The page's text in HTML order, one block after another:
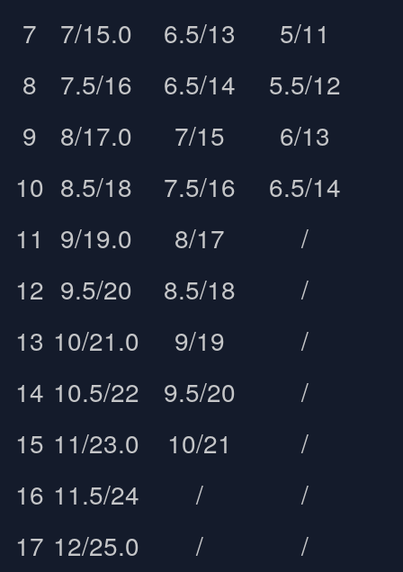
7
7/15.0 6.5/13
5/11
8
7.5/16 6.5/14
5.5/12
9
8/17.0 7/15
6/13
10 8.5/18 7.5/16
6.5/14
11
9/19.0 8/17
/
12 9.5/20 8.5/18
/
13 10/21.0 9/19
/
14 10.5/22 9.5/20
/
15 11/23.0 10/21
/
16 11.5/24 /
/
17 12/25.0 /
/